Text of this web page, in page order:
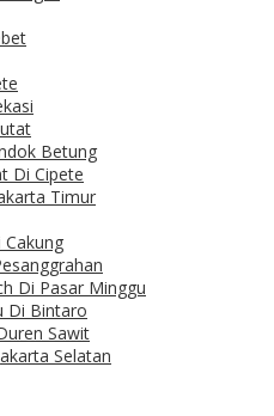
Betung
Di Cipete
Timur
Cakung
Di Pasar Minggu
Di Bintaro
Sawit
Selatan